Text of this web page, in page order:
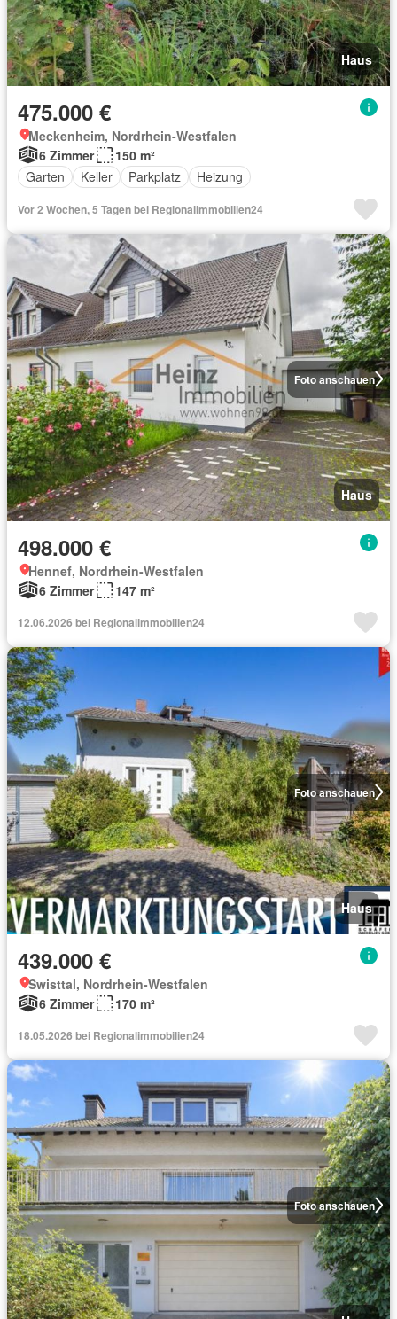
Haus
475.000 €
Meckenheim, Nordrhein-Westfalen
6 Zimmer
150 m²
Garten
Keller Parkplatz Heizung
Vor 2 Wochen, 5 Tagen bei Regionalimmobilien24
Foto anschauen
Haus
498.000 €
Hennef, Nordrhein-Westfalen
6 Zimmer
147 m²
12.06.2026 bei Regionalimmobilien24
Foto anschauen
Haus
439.000 €
Swisttal, Nordrhein-Westfalen
6 Zimmer
170 m²
18.05.2026 bei Regionalimmobilien24
Foto anschauen